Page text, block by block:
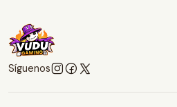
Síguenos